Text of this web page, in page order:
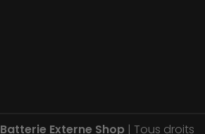
Batterie Externe Shop| Tous droits